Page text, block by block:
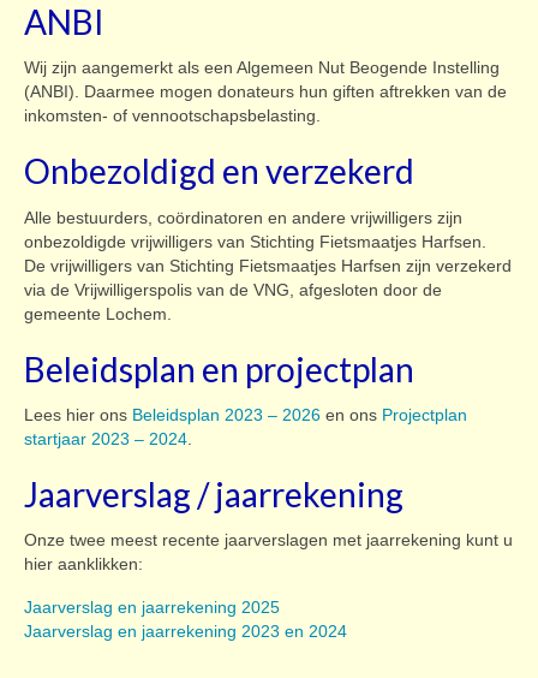
ANBI
Wij zijn aangemerkt als een Algemeen Nut Beogende Instelling
(ANBI). Daarmee mogen donateurs hun giften aftrekken van de
inkomsten- of vennootschapsbelasting.
Onbezoldigd en verzekerd
Alle bestuurders, coördinatoren en andere vrijwilligers zijn
onbezoldigde vrijwilligers van Stichting Fietsmaatjes Harfsen.
De vrijwilligers van Stichting Fietsmaatjes Harfsen zijn verzekerd
via de Vrijwilligerspolis van de VNG, afgesloten door de
gemeente Lochem.
Beleidsplan en projectplan
Lees hier ons Beleidsplan 2023 – 2026 en ons Projectplan
startjaar 2023 – 2024
Jaarverslag / jaarrekening
Onze twee meest recente jaarverslagen met jaarrekening kunt u
hier aanklikken:
Jaarverslag en jaarrekening 2025
Jaarverslag en jaarrekening 2023 en 2024